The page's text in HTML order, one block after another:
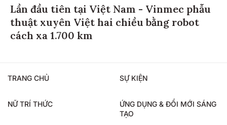
Lần đầu tiên tại Việt Nam - Vinmec phẫu
thuật xuyên Việt hai chiều bằng robot
cách xa 1.700 km
TRANG CHỦ SỰ KIỆN
NỮ TRÍ THỨC
ỨNG DỤNG & ĐỔI MỚI SÁNG
TẠO